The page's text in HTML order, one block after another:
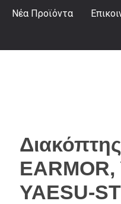
Νέα Προϊόντα
YAESU-ST